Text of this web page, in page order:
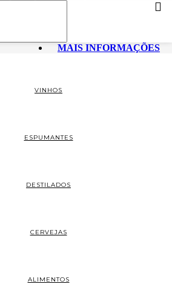
MAIS INFORMAÇÕES
VINHOS
ESPUMANTES
DESTILADOS
CERVEJAS
ALIMENTOS